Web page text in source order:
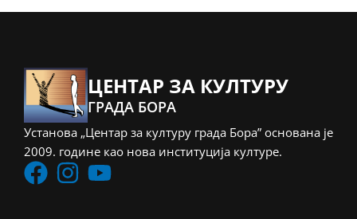
ЦЕНТАР ЗА КУЛТУРУ
ГРАДА БОРА
Установа „Центар за културу града Бора” основана је
2009. године као нова институција културе.